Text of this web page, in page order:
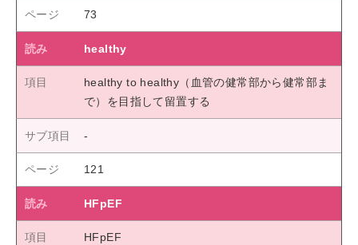
73
healthy
healthy to healthy（血管の健常部から健常部ま
で）を目指して留置する
121
HFpEF
HFpEF